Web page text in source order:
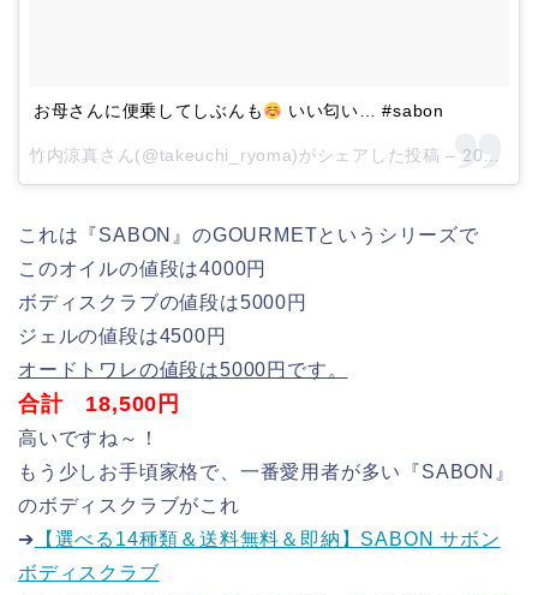
お母さんに便乗してしぶんも いい匂い… #sabon
竹内涼真さん(@takeuchi_ryoma)がシェアした投稿 – 2016 10月 21 7:39午前 PDT
これは『SABON』のGOURMETというシリーズで
このオイルの値段は4000円
ボディスクラブの値段は5000円
ジェルの値段は4500円
オードトワレの値段は5000円です。
合計 18,500円
高いですね～！
もう少しお手頃家格で、一番愛用者が多い『SABON』
のボディスクラブがこれ
➔ 【選べる14種類＆送料無料＆即納】SABON サボン
ボディスクラブ